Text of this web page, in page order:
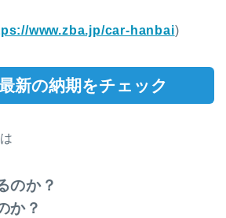
www.zba.jp/car-hanbai)
新の納期をチェック
のか？
か？